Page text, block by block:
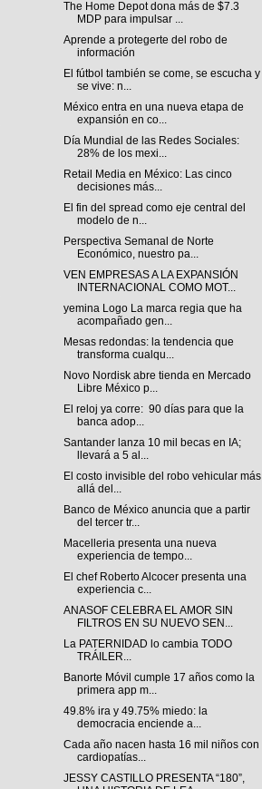
The Home Depot dona más de $7.3
MDP para impulsar ...
Aprende a protegerte del robo de
información
El fútbol también se come, se escucha y
se vive: n...
México entra en una nueva etapa de
expansión en co...
Día Mundial de las Redes Sociales:
28% de los mexi...
Retail Media en México: Las cinco
decisiones más...
El fin del spread como eje central del
modelo de n...
Perspectiva Semanal de Norte
Económico, nuestro pa...
VEN EMPRESAS A LA EXPANSIÓN
INTERNACIONAL COMO MOT...
yemina Logo La marca regia que ha
acompañado gen...
Mesas redondas: la tendencia que
transforma cualqu...
Novo Nordisk abre tienda en Mercado
Libre México p...
El reloj ya corre: 90 días para que la
banca adop...
Santander lanza 10 mil becas en IA;
llevará a 5 al...
El costo invisible del robo vehicular más
allá del...
Banco de México anuncia que a partir
del tercer tr...
Macelleria presenta una nueva
experiencia de tempo...
El chef Roberto Alcocer presenta una
experiencia c...
ANASOF CELEBRA EL AMOR SIN
FILTROS EN SU NUEVO SEN...
La PATERNIDAD lo cambia TODO
TRÁILER...
Banorte Móvil cumple 17 años como la
primera app m...
49.8% ira y 49.75% miedo: la
democracia enciende a...
Cada año nacen hasta 16 mil niños con
cardiopatías...
JESSY CASTILLO PRESENTA “180”,